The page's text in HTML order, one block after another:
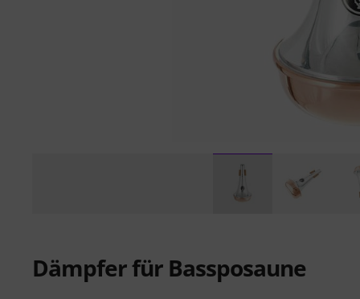
Dämpfer für Bassposaune